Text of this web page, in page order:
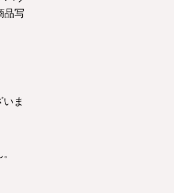
品写
ま